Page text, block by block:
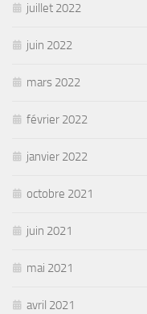
juillet 2022
juin 2022
mars 2022
février 2022
janvier 2022
octobre 2021
juin 2021
mai 2021
avril 2021